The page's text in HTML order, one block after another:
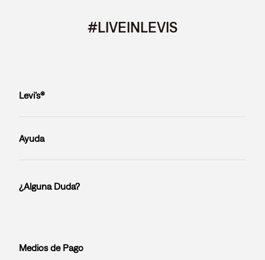
#LIVEINLEVIS
Levi’s®
Ayuda
¿Alguna Duda?
Medios de Pago